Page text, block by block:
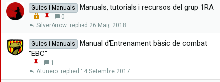
a
n
a
r
Guies i Manuals Manuals, tutorials i recursos del grup 1RA
o
c
k
e
d
n
g
a
n
a
r
0
26 Maig 2018
SilverArrow
Guies i Manuals
Manual d'Entrenament bàsic de combat
"EBC"
n
g
1
14 Setembre 2017
Atunero